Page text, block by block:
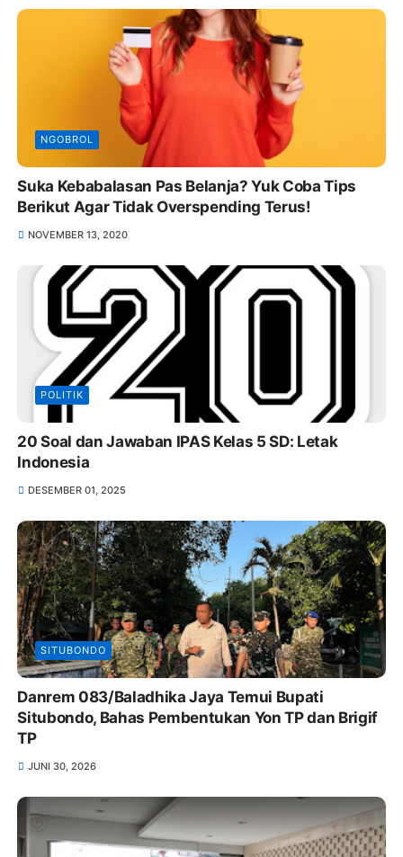
NGOBROL
Suka Kebabalasan Pas Belanja? Yuk Coba Tips
Berikut Agar Tidak Overspending Terus!
NOVEMBER 13, 2020
POLITIK
20 Soal dan Jawaban IPAS Kelas 5 SD: Letak
Indonesia
DESEMBER 01, 2025
SITUBONDO
Danrem 083/Baladhika Jaya Temui Bupati
Situbondo, Bahas Pembentukan Yon TP dan Brigif
TP
JUNI 30, 2026